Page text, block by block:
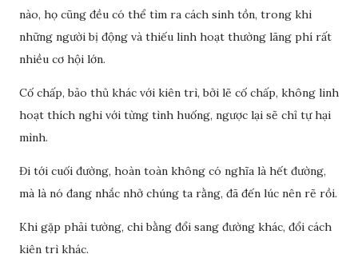
nào, họ cũng đều có thể tìm ra cách sinh tồn, trong khi
những người bị động và thiếu linh hoạt thường lãng phí rất
nhiều cơ hội lớn.
Cố chấp, bảo thủ khác với kiên trì, bởi lẽ cố chấp, không linh
hoạt thích nghi với từng tình huống, ngược lại sẽ chỉ tự hại
mình.
Đi tới cuối đường, hoàn toàn không có nghĩa là hết đường,
mà là nó đang nhắc nhở chúng ta rằng, đã đến lúc nên rẽ rồi.
Khi gặp phải tường, chi bằng đổi sang đường khác, đổi cách
kiên trì khác.